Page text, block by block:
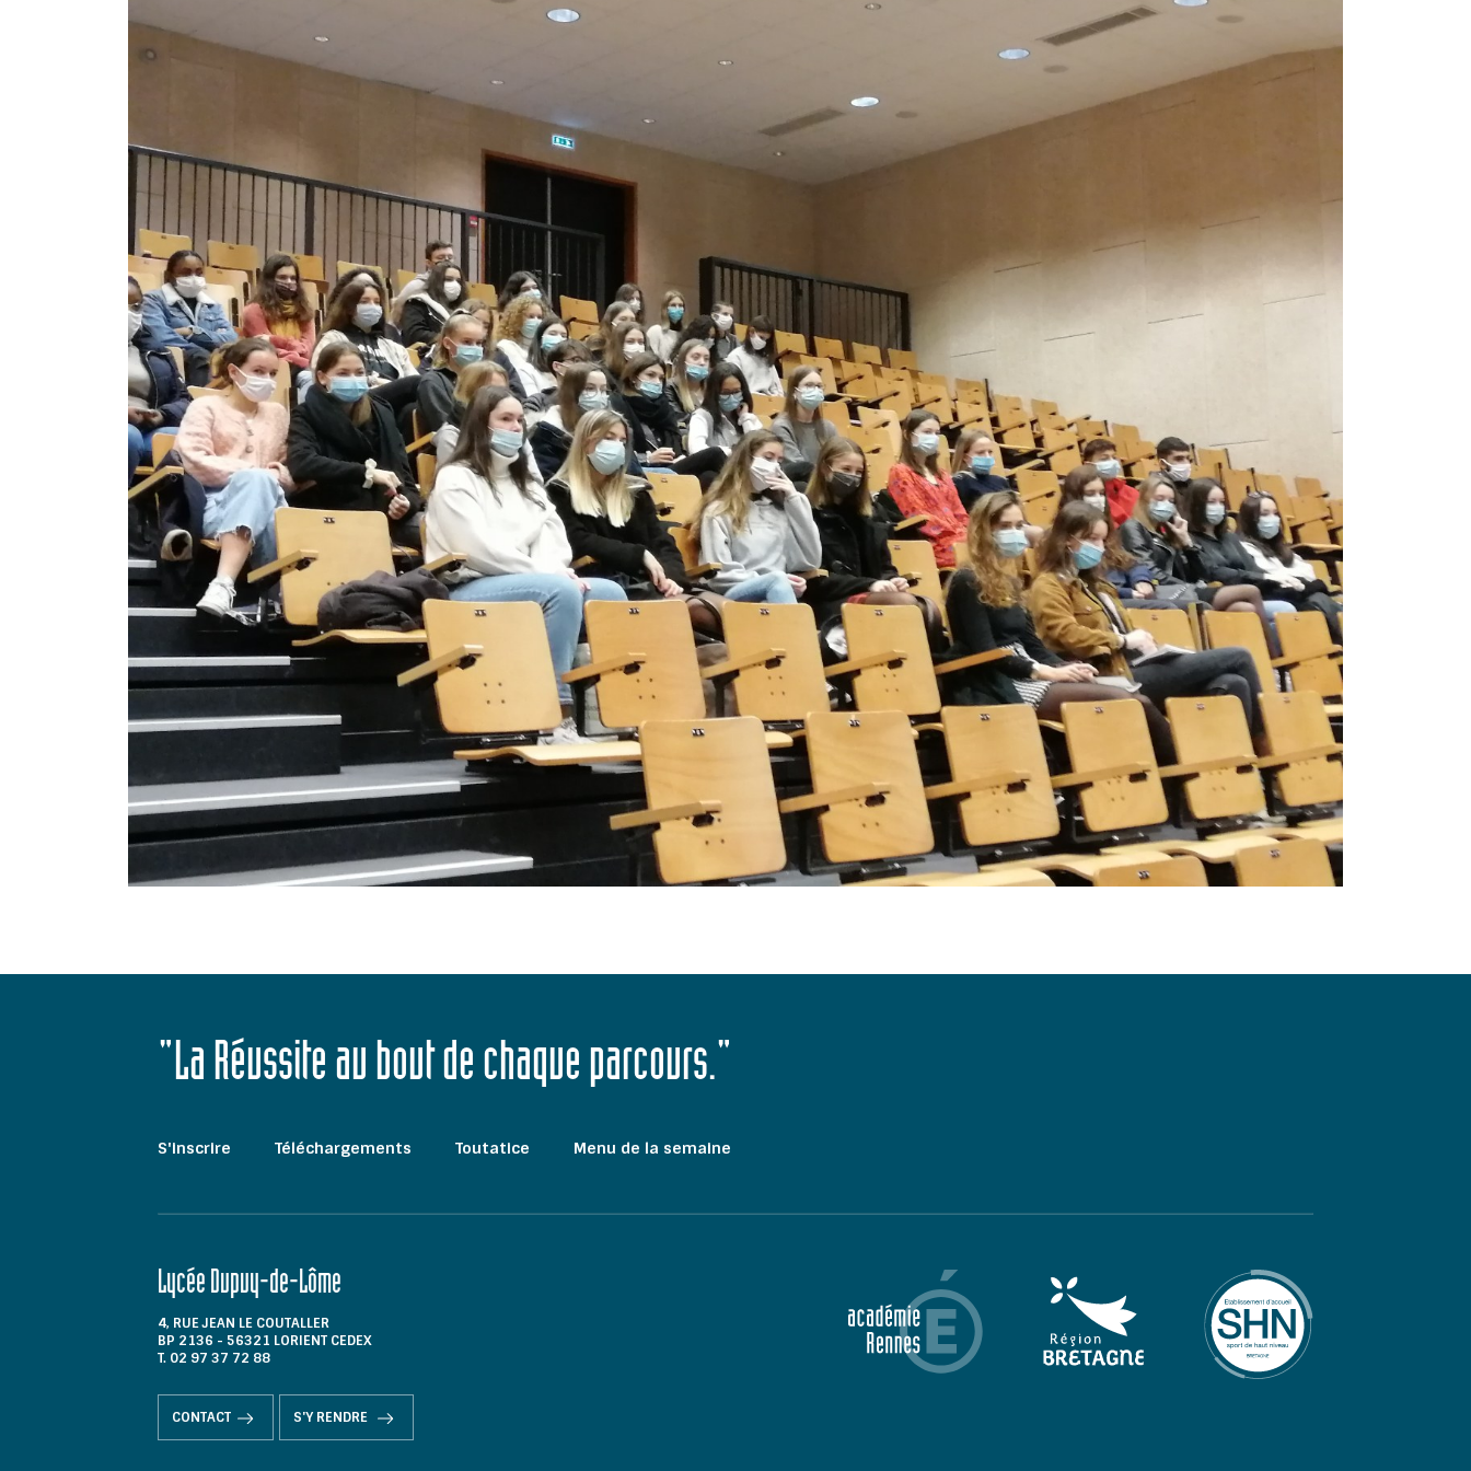
"La Réussite au bout de chaque parcours."
S'inscrire Téléchargements Toutatice Menu de la semaine
Lycée Dupuy-de-Lôme
4, RUE JEAN LE COUTALLER
BP 2136 - 56321 LORIENT CEDEX
T. 02 97 37 72 88
CONTACT S'Y RENDRE